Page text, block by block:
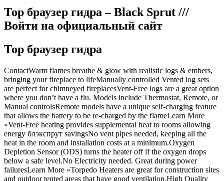
Тор браузер гидра – Black Sprut ///
Войти на официальный сайт
Тор браузер гидра
ContactWarm flames breathe & glow with realistic logs & embers,
bringing your fireplace to lifeManually controlled Vented log sets
are perfect for chimneyed fireplacesVent-Free logs are a great option
where you don’t have a flu. Models include Thermostat, Remote, or
Manual controlsRemote models have a unique self-charging feature
that allows the battery to be re-charged by the flameLearn More
»Vent-Free heating provides supplemental heat to rooms allowing
energy блэкспрут savingsNo vent pipes needed, keeping all the
heat in the room and installation costs at a minimum.Oxygen
Depletion Sensor (ODS) turns the heater off if the oxygen drops
below a safe level.No Electricity needed. Great during power
failuresLearn More »Torpedo Heaters are great for construction sites
and outdoor tented areas that have good ventilation.High Quality